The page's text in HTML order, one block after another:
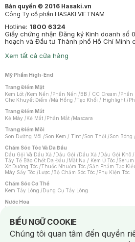
Bản quyền © 2016 Hasaki.vn
Công Ty cổ phần HASAKI VIETNAM
Hotline: 1800 6324
Giấy chứng nhận Đăng ký Kinh doanh số
hoạch và Đầu tư Thành phố Hồ Chí Minh
Xem tất cả cửa hàng
Mỹ Phẩm High-End
Trang Điểm Mặt
Kem Lót /Kem Nền /Phấn Nền /BB / CC Cream /Phấn
Che Khuyết Điểm /Má Hồng /Tạo Khối / Highlight /
Trang Điểm Mắt
Kẻ Mày /Kẻ Mắt /Phấn Mắt /Mascara
Trang Điểm Môi
Son Dưỡng Môi /Son Kem / Tint /Son Thỏi /Son Bóng /
Chăm Sóc Tóc Và Da Đầu
Dầu Gội Và Dầu Xả /Dầu Gội /Dầu Xả /Dầu Gội Khô /
Tẩy Tế Bào Chết Da Đầu /Mặt Nạ / Kem Ủ Tóc /
Xịt Dưỡng Tóc /Thuốc Nhuộm Tóc /Sản Phẩm Tạo
Máy Sấy Tóc /Lược /Bộ Chăm Sóc Tóc /Phụ Kiện Tóc
Chăm Sóc Cơ Thể
Kem Tẩy Lông /Dụng Cụ Tẩy Lông
Nước Hoa
Nước Hoa Nữ
Chăm Sóc Cá Nhân
Chống Muỗi /Khẩu Trang /Máy Massage/Mặt Nạ
Sản Phẩm Chăm Sóc Khác /Bàn Chải Đánh Răng /
BIỂU NGỮ COOKIE
Notice about cookies usage
Chúng tôi quan tâm đến quyền